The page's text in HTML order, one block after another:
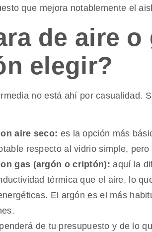
que mejora notablemente el
de aire
elegir?
no está ahí por casualidad.
aire seco: es la opción más
respecto al vidrio simple,
gas (argón o criptón): aquí la
térmica que el aire, lo
El argón es el más
de tu presupuesto y de lo